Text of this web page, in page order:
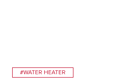
#WATER HEATER